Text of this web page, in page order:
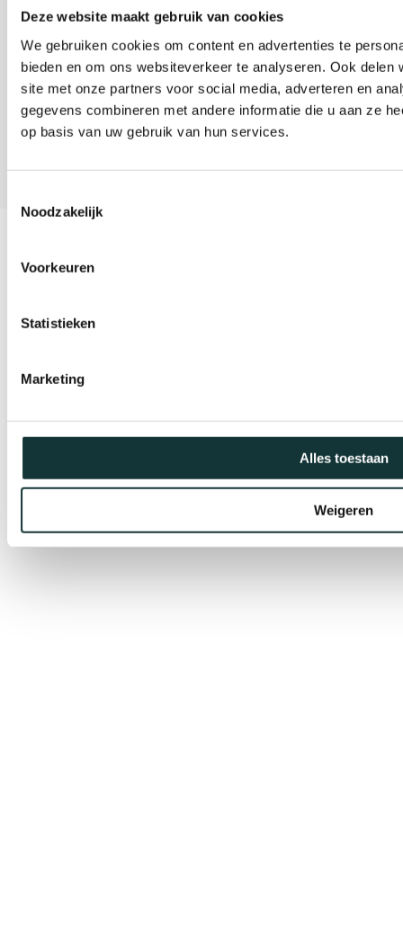
Deze website maakt gebruik van cookies
We gebruiken cookies om content en advertenties te
bieden en om ons websiteverkeer te analyseren. Ook
site met onze partners voor social media, adverteren en
gegevens combineren met andere informatie die u aan ze
op basis van uw gebruik van hun services.
Noodzakelijk
Voorkeuren
Statistieken
Marketing
Alles toestaan
Weigeren
Gravensteen
Organisatie
Design & Development by